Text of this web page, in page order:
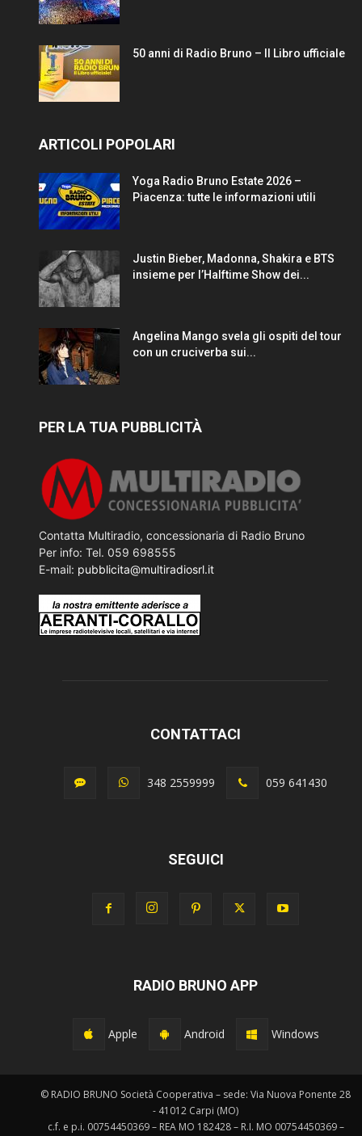
50 anni di Radio Bruno – Il Libro ufficiale
ARTICOLI POPOLARI
Yoga Radio Bruno Estate 2026 –
Piacenza: tutte le informazioni utili
Justin Bieber, Madonna, Shakira e BTS
insieme per l’Halftime Show dei...
Angelina Mango svela gli ospiti del tour
con un cruciverba sui...
PER LA TUA PUBBLICITÀ
Contatta Multiradio, concessionaria di Radio Bruno
Per info: Tel. 059 698555
E-mail: pubblicita@multiradiosrl.it
CONTATTACI
348 2559999 059 641430
SEGUICI
RADIO BRUNO APP
Apple Android Windows
© RADIO BRUNO Società Cooperativa – sede: Via Nuova Ponente 28
- 41012 Carpi (MO)
c.f. e p.i. 00754450369 – REA MO 182428 – R.I. MO 00754450369 –